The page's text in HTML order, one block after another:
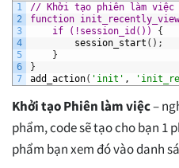
1
2
3
4
5
6
7
// Khởi tạo phiên làm việc -
function
if (!session_id()) {
session_start ( ) ;
}
}
add_action( 'init' ,
Khởi tạo Phiên làm việc–
phẩm, code sẽ tạo cho bạn 1
phẩm bạn xem đó vào danh